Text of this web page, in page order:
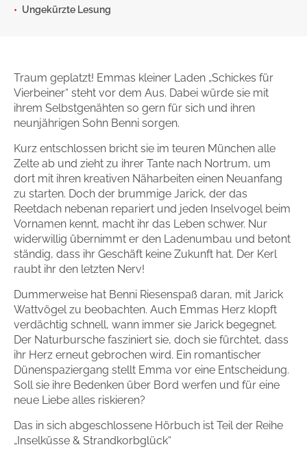
Ungekürzte Lesung
Traum geplatzt! Emmas kleiner Laden „Schickes für
Vierbeiner“ steht vor dem Aus. Dabei würde sie mit
ihrem Selbstgenähten so gern für sich und ihren
neunjährigen Sohn Benni sorgen.
Kurz entschlossen bricht sie im teuren München alle
Zelte ab und zieht zu ihrer Tante nach Nortrum, um
dort mit ihren kreativen Näharbeiten einen Neuanfang
zu starten. Doch der brummige Jarick, der das
Reetdach nebenan repariert und jeden Inselvogel beim
Vornamen kennt, macht ihr das Leben schwer. Nur
widerwillig übernimmt er den Ladenumbau und betont
ständig, dass ihr Geschäft keine Zukunft hat. Der Kerl
raubt ihr den letzten Nerv!
Dummerweise hat Benni Riesenspaß daran, mit Jarick
Wattvögel zu beobachten. Auch Emmas Herz klopft
verdächtig schnell, wann immer sie Jarick begegnet.
Der Naturbursche fasziniert sie, doch sie fürchtet, dass
ihr Herz erneut gebrochen wird. Ein romantischer
Dünenspaziergang stellt Emma vor eine Entscheidung.
Soll sie ihre Bedenken über Bord werfen und für eine
neue Liebe alles riskieren?
Das in sich abgeschlossene Hörbuch ist Teil der Reihe
„Inselküsse & Strandkorbglück“